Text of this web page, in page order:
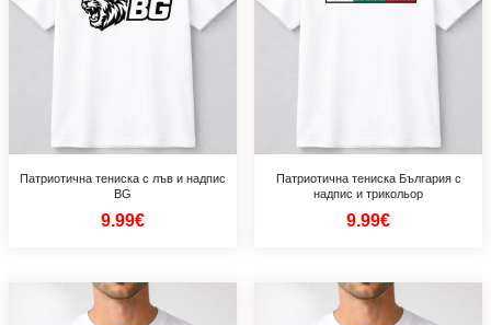
Патриотична тениска с лъв и надпис
BG
9.99€
Патриотична тениска България с
надпис и трикольор
9.99€